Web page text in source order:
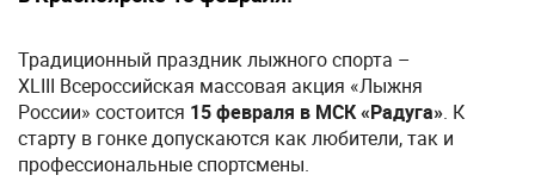
Традиционный праздник лыжного спорта –
XLIII Всероссийская массовая акция «Лыжня
России» состоится 15 февраля в МСК «Радуга». К
старту в гонке допускаются как любители, так и
профессиональные спортсмены.